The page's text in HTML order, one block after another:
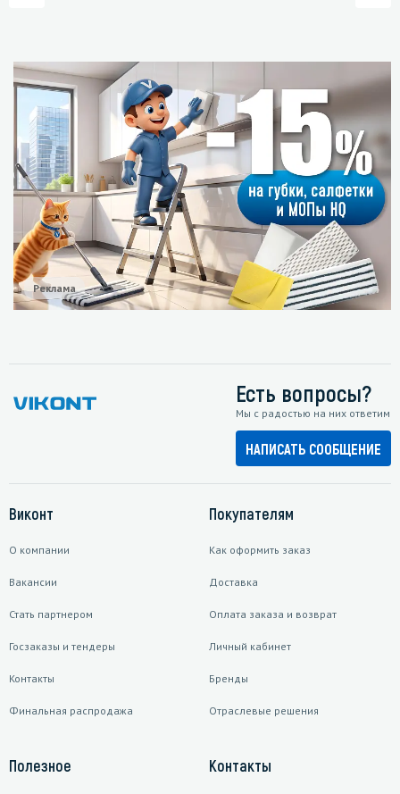
Реклама
Есть вопросы?
Мы с радостью на них ответим
НАПИСАТЬ СООБЩЕНИЕ
Виконт
О компании
Вакансии
Стать партнером
Госзаказы и тендеры
Контакты
Финальная распродажа
Покупателям
Как оформить заказ
Доставка
Оплата заказа и возврат
Личный кабинет
Бренды
Отраслевые решения
Полезное
Контакты